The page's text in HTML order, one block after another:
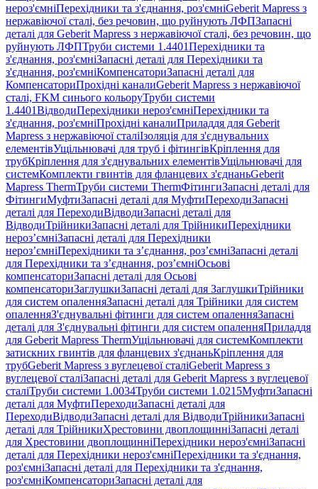
нероз'ємніПерехідники та з'єднання, роз'ємніGeberit Mapress з
нержавіючої сталі, без речовин, що руйнують ЛФПЗапасні
деталі для Geberit Mapress з нержавіючої сталі, без речовин, що
руйнують ЛФПТруби системи 1.4401Перехідники та
з'єднання, роз'ємніЗапасні деталі для Перехідники та
з'єднання, роз'ємніКомпенсаториЗапасні деталі для
КомпенсаториПрохідні каналиGeberit Mapress з нержавіючої
сталі, FKM синього кольоруТруби системи
1.4401ВідводиПерехідники нероз'ємніПерехідники та
з'єднання, роз'ємніПрохідні каналиПриладдя для Geberit
Mapress з нержавіючої сталіІзоляція для з'єднувальних
елементівУщільнювачі для труб і фітингівКріплення для
трубКріплення для з'єднувальних елементівУщільнювачі для
системКомплекти гвинтів для фланцевих з'єднаньGeberit
Mapress ThermТруби системи ThermФітингиЗапасні деталі для
ФітингиМуфтиЗапасні деталі для МуфтиПереходиЗапасні
деталі для ПереходиВідводиЗапасні деталі для
ВідводиТрійникиЗапасні деталі для ТрійникиПерехідники
нероз’ємніЗапасні деталі для Перехідники
нероз’ємніПерехідники та з’єднання, роз’ємніЗапасні деталі
для Перехідники та з’єднання, роз’ємніОсьові
компенсаториЗапасні деталі для Осьові
компенсаториЗаглушкиЗапасні деталі для ЗаглушкиТрійники
для систем опаленняЗапасні деталі для Трійники для систем
опаленняЗ'єднувальні фітинги для систем опаленняЗапасні
деталі для З'єднувальні фітинги для систем опаленняПриладдя
для Geberit Mapress ThermУщільнювачі для системКомплекти
затискних гвинтів для фланцевих з'єднаньКріплення для
трубGeberit Mapress з вуглецевої сталіGeberit Mapress з
вуглецевої сталіЗапасні деталі для Geberit Mapress з вуглецевої
сталіТруби системи 1.0034Труби системи 1.0215МуфтиЗапасні
деталі для МуфтиПереходиЗапасні деталі для
ПереходиВідводиЗапасні деталі для ВідводиТрійникиЗапасні
деталі для ТрійникиХрестовини двоплощинніЗапасні деталі
для Хрестовини двоплощинніПерехідники нероз'ємніЗапасні
деталі для Перехідники нероз'ємніПерехідники та з'єднання,
роз'ємніЗапасні деталі для Перехідники та з'єднання,
роз'ємніКомпенсаториЗапасні деталі для